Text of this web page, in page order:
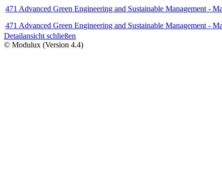
471 Advanced Green Engineering and Sustainable Management -
471 Advanced Green Engineering and Sustainable Management -
Detailansicht schließen
© Modulux (Version 4.4)